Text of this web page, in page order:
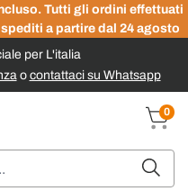
Tutti gli ordini effettuati
a partire dal 24 agosto
per L'italia
o contattaci su Whatsapp
0